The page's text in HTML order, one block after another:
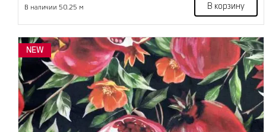
В наличии 50.25 м В корзину
NEW